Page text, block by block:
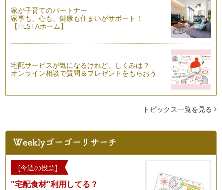
家が子育てのパートナー
家事も、心も、健康も住まいがサポート！
【HESTAホーム】
宅配サービスが気になるけれど、しくみは？
オンライン相談で質問＆プレゼントをもらおう
トピックス一覧を見る
[今週の投票]
"宅配食材"利用してる？